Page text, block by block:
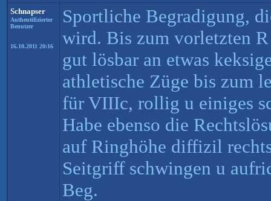
Schnapser
Authentifizierter
Benutzer
16.10.2011 20:16
Sportliche Begradigung,
wird. Bis zum vorletzten
gut lösbar an etwas
athletische Züge bis zum
für VIIIc, rollig u einiges
Habe ebenso die
auf Ringhöhe diffizil
Seitgriff schwingen u
Beg.